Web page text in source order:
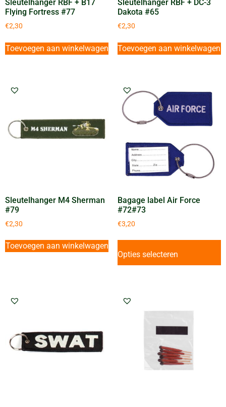
Sleutelhanger RBF + B17
Flying Fortress #77
€2,30
Toevoegen aan winkelwagen
Sleutelhanger RBF + DC-3
Dakota #65
€2,30
Toevoegen aan winkelwagen
Sleutelhanger M4 Sherman
#79
€2,30
Toevoegen aan winkelwagen
Bagage label Air Force
#72#73
€3,20
Opties selecteren